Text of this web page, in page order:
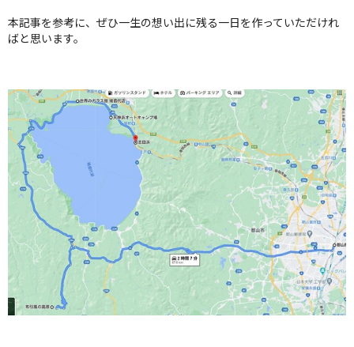
本記事を参考に、ぜひ一生の想い出に残る一日を作っていただけれ
ばと思います。